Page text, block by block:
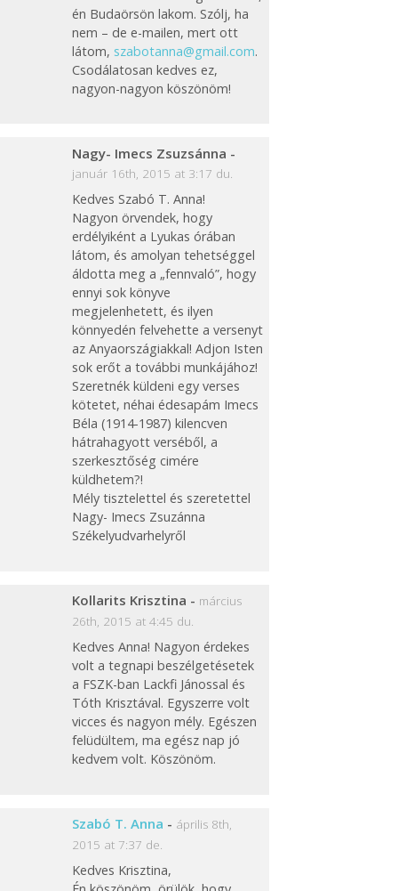
én Budaörsön lakom. Szólj, ha
nem – de e-mailen, mert ott
látom, szabotanna@gmail.com.
Csodálatosan kedves ez,
nagyon-nagyon köszönöm!
Nagy- Imecs Zsuzsánna -
január 16th, 2015 at 3:17 du.
Kedves Szabó T. Anna!
Nagyon örvendek, hogy
erdélyiként a Lyukas órában
látom, és amolyan tehetséggel
áldotta meg a „fennvaló”, hogy
ennyi sok könyve
megjelenhetett, és ilyen
könnyedén felvehette a versenyt
az Anyaországiakkal! Adjon Isten
sok erőt a további munkájához!
Szeretnék küldeni egy verses
kötetet, néhai édesapám Imecs
Béla (1914-1987) kilencven
hátrahagyott verséből, a
szerkesztőség cimére
küldhetem?!
Mély tisztelettel és szeretettel
Nagy- Imecs Zsuzánna
Székelyudvarhelyről
Kollarits Krisztina - március
26th, 2015 at 4:45 du.
Kedves Anna! Nagyon érdekes
volt a tegnapi beszélgetésetek
a FSZK-ban Lackfi Jánossal és
Tóth Krisztával. Egyszerre volt
vicces és nagyon mély. Egészen
felüdültem, ma egész nap jó
kedvem volt. Köszönöm.
Szabó T. Anna - április 8th,
2015 at 7:37 de.
Kedves Krisztina,